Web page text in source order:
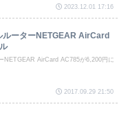
2023.12.01 17:16
ーターNETGEAR AirCard
NETGEAR AirCard AC785が6,200円に
2017.09.29 21:50